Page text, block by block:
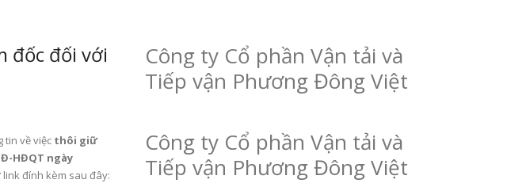
đốc đối với
tin về việc thôi giữ
HĐQT ngày
link đính kèm sau đây:
Công ty Cổ phần Vận tải và
Tiếp vận Phương Đông Việt
Công ty Cổ phần Vận tải và
Tiếp vận Phương Đông Việt